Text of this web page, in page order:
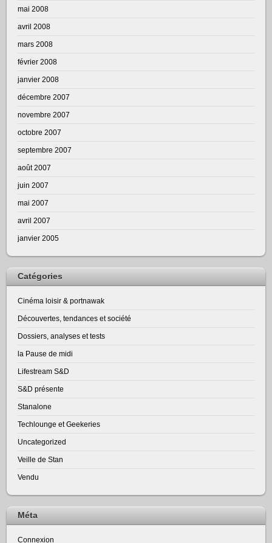
mai 2008
avril 2008
mars 2008
février 2008
janvier 2008
décembre 2007
novembre 2007
octobre 2007
septembre 2007
août 2007
juin 2007
mai 2007
avril 2007
janvier 2005
Catégories
Cinéma loisir & portnawak
Découvertes, tendances et société
Dossiers, analyses et tests
la Pause de midi
Lifestream S&D
S&D présente
Stanalone
Techlounge et Geekeries
Uncategorized
Veille de Stan
Vendu
Méta
Connexion